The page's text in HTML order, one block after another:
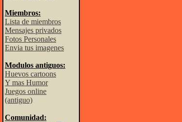
Miembros:
Lista de miembros
Mensajes privados
Fotos Personales
Envia tus imagenes
Modulos antiguos:
Huevos cartoons
Y mas Humor
Juegos online
(antiguo)
Comunidad: